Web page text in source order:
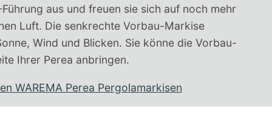
aus und freuen sie sich auf noch mehr
Luft. Die senkrechte Vorbau-Markise
Wind und Blicken. Sie könne die Vorbau-
Ihrer Perea anbringen.
WAREMA Perea Pergolamarkisen